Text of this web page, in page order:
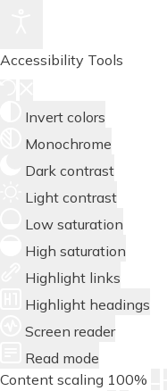
Accessibility Tools
Invert colors
Monochrome
Dark contrast
Light contrast
Low saturation
High saturation
Highlight links
Highlight headings
Screen reader
Read mode
Content scaling 100%